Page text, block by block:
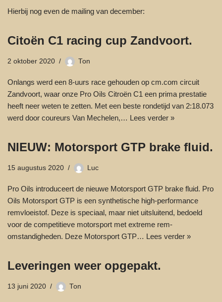
Hierbij nog even de mailing van december:
Citoën C1 racing cup Zandvoort.
2 oktober 2020 Ton
Onlangs werd een 8-uurs race gehouden op cm.com circuit
Zandvoort, waar onze Pro Oils Citroën C1 een prima prestatie
heeft neer weten te zetten. Met een beste rondetijd van 2:18.073
werd door coureurs Van Mechelen,… Lees verder »
NIEUW: Motorsport GTP brake fluid.
15 augustus 2020 Luc
Pro Oils introduceert de nieuwe Motorsport GTP brake fluid. Pro
Oils Motorsport GTP is een synthetische high-performance
remvloeistof. Deze is speciaal, maar niet uitsluitend, bedoeld
voor de competitieve motorsport met extreme rem-
omstandigheden. Deze Motorsport GTP… Lees verder »
Leveringen weer opgepakt.
13 juni 2020 Ton